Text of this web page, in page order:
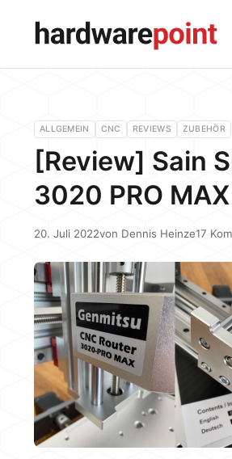
ALLGEMEIN CNC REVIEWS ZUBEHÖR
[Review] Sain
3020 PRO MAX
20. Juli 2022von Dennis Heinze17